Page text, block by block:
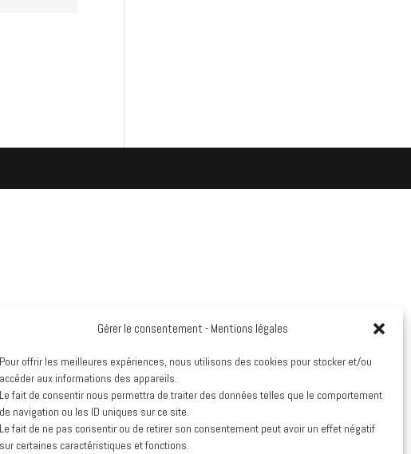
Gérer le consentement - Mentions légales
Pour offrir les meilleures expériences, nous utilisons des cookies pour stocker et/ou
accéder aux informations des appareils.
Le fait de consentir nous permettra de traiter des données telles que le comportement
de navigation ou les ID uniques sur ce site.
Le fait de ne pas consentir ou de retirer son consentement peut avoir un effet négatif
sur certaines caractéristiques et fonctions.